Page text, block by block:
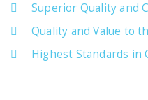
Superior Quality and
Quality and Value to
Highest Standards in